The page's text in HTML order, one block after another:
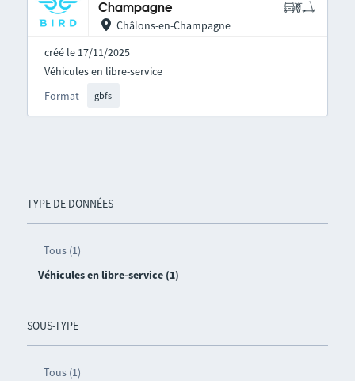
TYPE DE DONNÉES
Tous (1)
Véhicules en libre-service (1)
SOUS-TYPE
Tous (1)
Champagne
Châlons-en-Champagne
créé le 17/11/2025
Format gbfs
Véhicules en libre-service